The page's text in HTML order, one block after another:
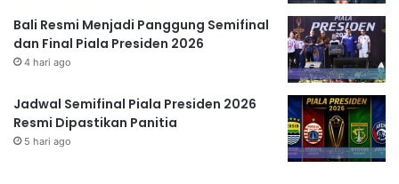
Bali Resmi Menjadi Panggung Semifinal
dan Final Piala Presiden 2026
4 hari ago
Jadwal Semifinal Piala Presiden 2026
Resmi Dipastikan Panitia
5 hari ago